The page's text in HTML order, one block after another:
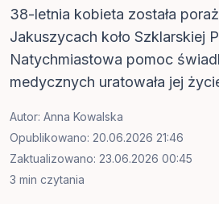
38-letnia kobieta została
Jakuszycach koło Szklarskiej
Natychmiastowa pomoc
medycznych uratowała jej
Autor: Anna Kowalska
Opublikowano: 20.06.2026 21:46
Zaktualizowano: 23.06.2026 00:45
3 min czytania